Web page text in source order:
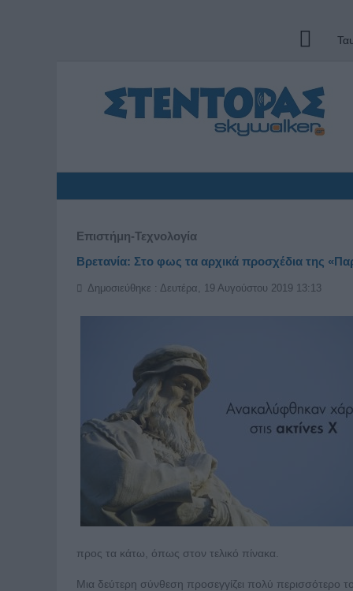
Επιστήμη-Τεχνολογία
Βρετανία: Στο φως τα αρχικά προσχέδια της
Δημοσιεύθηκε : Δευτέρα, 19 Αυγούστου 2019 13:13
προς τα κάτω, όπως στον τελικό πίνακα.
Μια δεύτερη σύνθεση προσεγγίζει πολύ περισσότερο το